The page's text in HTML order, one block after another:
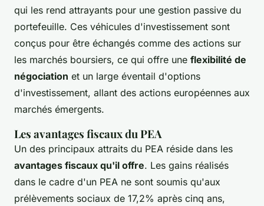
qui les rend attrayants pour une gestion passive du
portefeuille. Ces véhicules d'investissement sont
conçus pour être échangés comme des actions sur
les marchés boursiers, ce qui offre une flexibilité de
négociation et un large éventail d'options
d'investissement, allant des actions européennes aux
marchés émergents.
Les avantages fiscaux du PEA
Un des principaux attraits du PEA réside dans les
avantages fiscaux qu'il offre. Les gains réalisés
dans le cadre d'un PEA ne sont soumis qu'aux
prélèvements sociaux de 17,2% après cinq ans,